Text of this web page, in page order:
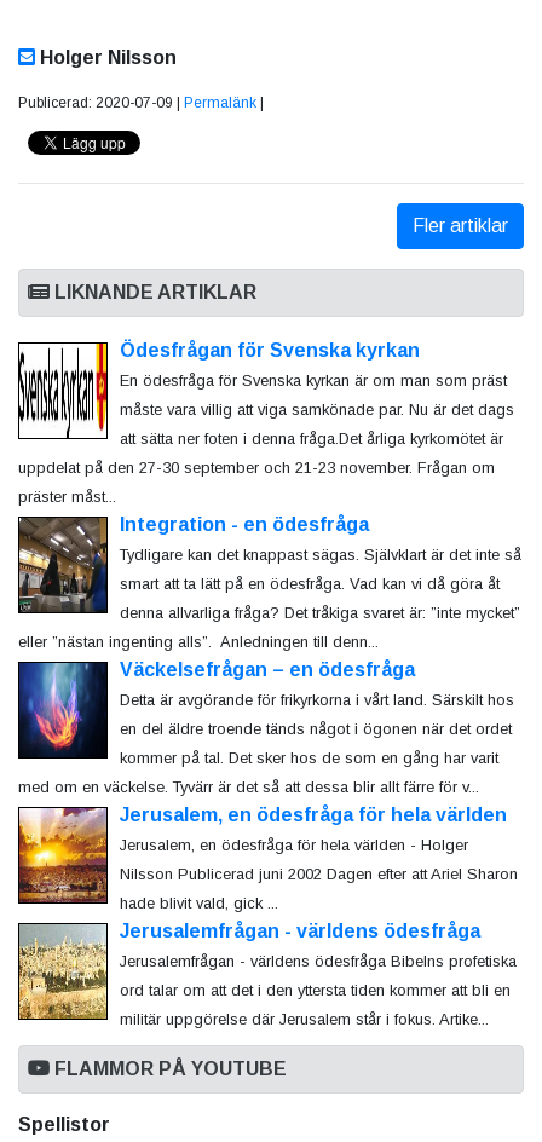
Holger Nilsson
Publicerad: 2020-07-09 | Permalänk
Fler artiklar
LIKNANDE ARTIKLAR
Ödesfrågan för Svenska kyrkan
En ödesfråga för Svenska kyrkan är om man som präst
måste vara villig att viga samkönade par. Nu är det dags
att sätta ner foten i denna fråga.Det årliga kyrkomötet är
uppdelat på den 27-30 september och 21-23 november. Frågan om
präster måst...
Integration - en ödesfråga
Tydligare kan det knappast sägas. Självklart är det inte så
smart att ta lätt på en ödesfråga. Vad kan vi då göra åt
denna allvarliga fråga? Det tråkiga svaret är: ”inte mycket”
eller ”nästan ingenting alls”. Anledningen till denn...
Väckelsefrågan – en ödesfråga
Detta är avgörande för frikyrkorna i vårt land. Särskilt hos
en del äldre troende tänds något i ögonen när det ordet
kommer på tal. Det sker hos de som en gång har varit
med om en väckelse. Tyvärr är det så att dessa blir allt färre för v...
Jerusalem, en ödesfråga för hela världen
Jerusalem, en ödesfråga för hela världen - Holger
Nilsson Publicerad juni 2002 Dagen efter att Ariel Sharon
hade blivit vald, gick ...
Jerusalemfrågan - världens ödesfråga
Jerusalemfrågan - världens ödesfråga Bibelns profetiska
ord talar om att det i den yttersta tiden kommer att bli en
militär uppgörelse där Jerusalem står i fokus. Artike...
FLAMMOR PÅ YOUTUBE
Spellistor